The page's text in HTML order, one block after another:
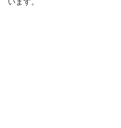
います。